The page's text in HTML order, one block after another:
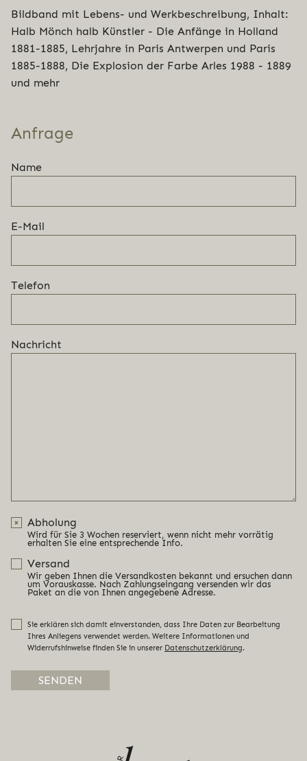
Bildband mit Lebens- und Werkbeschreibung, Inhalt:
Halb Mönch halb Künstler - Die Anfänge in Holland
1881-1885, Lehrjahre in Paris Antwerpen und Paris
1885-1888, Die Explosion der Farbe Arles 1988 - 1889
und mehr
Anfrage
Name
E-Mail
Telefon
Nachricht
Abholung
Wird für Sie 3 Wochen reserviert, wenn nicht mehr vorrätig
erhalten Sie eine entsprechende Info.
Versand
Wir geben Ihnen die Versandkosten bekannt und ersuchen dann
um Vorauskasse. Nach Zahlungseingang versenden wir das
Paket an die von Ihnen angegebene Adresse.
Sie erklären sich damit einverstanden, dass Ihre Daten zur Bearbeitung
Ihres Anliegens verwendet werden. Weitere Informationen und
Widerrufshinweise finden Sie in unserer Datenschutzerklärung.